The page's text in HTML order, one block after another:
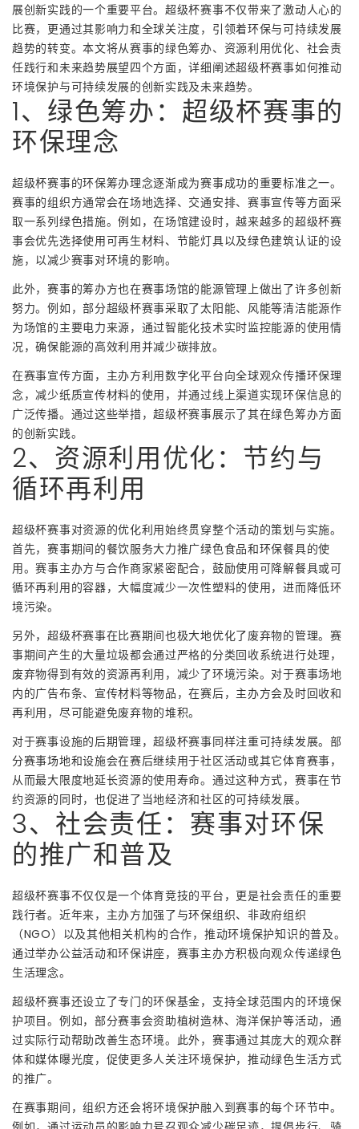
展创新实践的一个重要平台。超级杯赛事不仅带来了激动人心的
比赛，更通过其影响力和全球关注度，引领着环保与可持续发展
趋势的转变。本文将从赛事的绿色筹办、资源利用优化、社会责
任践行和未来趋势展望四个方面，详细阐述超级杯赛事如何推动
环境保护与可持续发展的创新实践及未来趋势。
1、绿色筹办：超级杯赛事的
环保理念
超级杯赛事的环保筹办理念逐渐成为赛事成功的重要标准之一。
赛事的组织方通常会在场地选择、交通安排、赛事宣传等方面采
取一系列绿色措施。例如，在场馆建设时，越来越多的超级杯赛
事会优先选择使用可再生材料、节能灯具以及绿色建筑认证的设
施，以减少赛事对环境的影响。
此外，赛事的筹办方也在赛事场馆的能源管理上做出了许多创新
努力。例如，部分超级杯赛事采取了太阳能、风能等清洁能源作
为场馆的主要电力来源，通过智能化技术实时监控能源的使用情
况，确保能源的高效利用并减少碳排放。
在赛事宣传方面，主办方利用数字化平台向全球观众传播环保理
念，减少纸质宣传材料的使用，并通过线上渠道实现环保信息的
广泛传播。通过这些举措，超级杯赛事展示了其在绿色筹办方面
的创新实践。
2、资源利用优化：节约与
循环再利用
超级杯赛事对资源的优化利用始终贯穿整个活动的策划与实施。
首先，赛事期间的餐饮服务大力推广绿色食品和环保餐具的使
用。赛事主办方与合作商家紧密配合，鼓励使用可降解餐具或可
循环再利用的容器，大幅度减少一次性塑料的使用，进而降低环
境污染。
另外，超级杯赛事在比赛期间也极大地优化了废弃物的管理。赛
事期间产生的大量垃圾都会通过严格的分类回收系统进行处理，
废弃物得到有效的资源再利用，减少了环境污染。对于赛事场地
内的广告布条、宣传材料等物品，在赛后，主办方会及时回收和
再利用，尽可能避免废弃物的堆积。
对于赛事设施的后期管理，超级杯赛事同样注重可持续发展。部
分赛事场地和设施会在赛后继续用于社区活动或其它体育赛事，
从而最大限度地延长资源的使用寿命。通过这种方式，赛事在节
约资源的同时，也促进了当地经济和社区的可持续发展。
3、社会责任：赛事对环保
的推广和普及
超级杯赛事不仅仅是一个体育竞技的平台，更是社会责任的重要
践行者。近年来，主办方加强了与环保组织、非政府组织
（NGO）以及其他相关机构的合作，推动环境保护知识的普及。
通过举办公益活动和环保讲座，赛事主办方积极向观众传递绿色
生活理念。
超级杯赛事还设立了专门的环保基金，支持全球范围内的环境保
护项目。例如，部分赛事会资助植树造林、海洋保护等活动，通
过实际行动帮助改善生态环境。此外，赛事通过其庞大的观众群
体和媒体曝光度，促使更多人关注环境保护，推动绿色生活方式
的推广。
在赛事期间，组织方还会将环境保护融入到赛事的每个环节中。